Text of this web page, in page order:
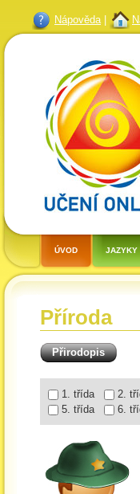
Nápověda|
ÚVOD JAZYKY
Příroda
Přirodopis
1. třída 2.
5. třída
6.